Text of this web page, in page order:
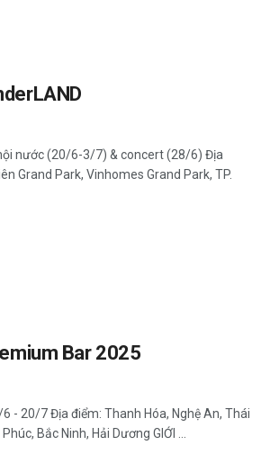
nước (20/6-3/7) & concert (28/6) Địa
Grand Park, Vinhomes Grand Park, TP.
Bar 2025
- 20/7 Địa điểm: Thanh Hóa, Nghệ An, Thái
Bắc Ninh, Hải Dương GIỚI ...